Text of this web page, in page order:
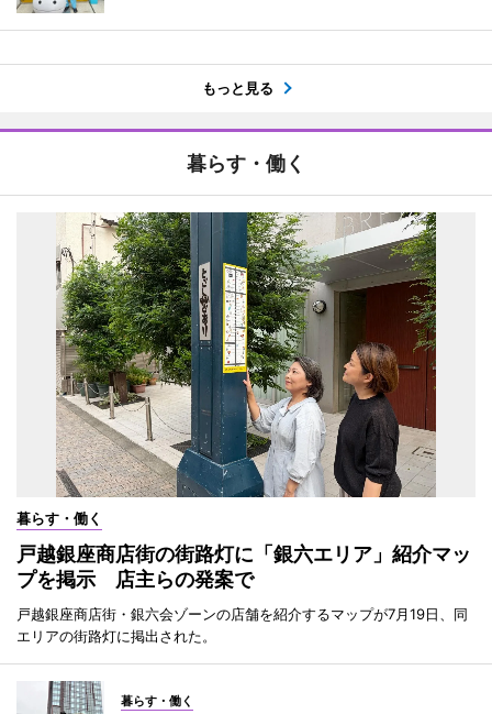
もっと見る
暮らす・働く
暮らす・働く
戸越銀座商店街の街路灯に「銀六エリア」紹介マッ
プを掲示 店主らの発案で
戸越銀座商店街・銀六会ゾーンの店舗を紹介するマップが7月19日、同
エリアの街路灯に掲出された。
暮らす・働く